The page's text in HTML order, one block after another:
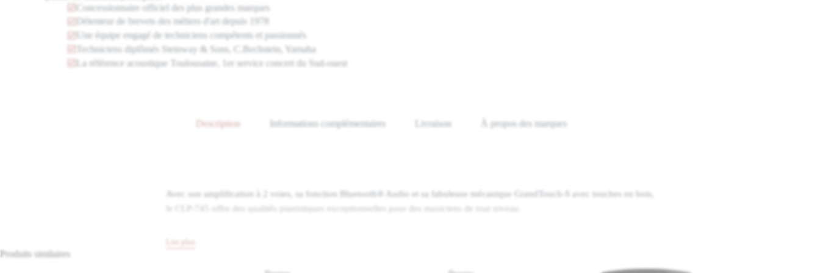
Concessionnaire officiel des plus grandes marques
Détenteur de brevets des métiers d'art depuis 1978
Une équipe engagé de techniciens compétents et passionnés
Techniciens diplômés Steinway & Sons, C.Bechstein, Yamaha
La référence acoustique Toulousaine, 1er service concert du Sud-ouest
Description Informations complémentaires Livraison À propos des marques
Avec son amplification à 2 voies, sa fonction Bluetooth® Audio et sa fabuleuse mécanique GrandTouch-S avec touches en bois,
Lire plus
Produits similaires